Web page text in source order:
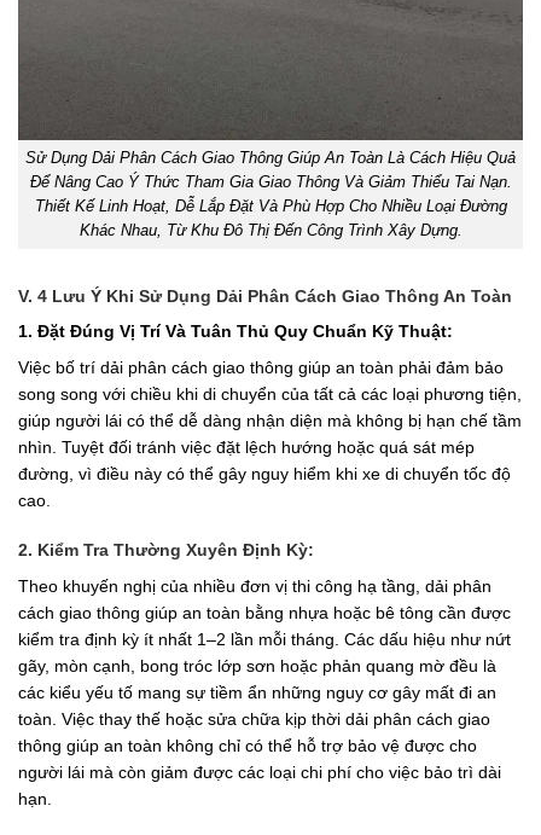
Sử Dụng Dải Phân Cách Giao Thông Giúp An Toàn Là Cách Hiệu Quả
Để Nâng Cao Ý Thức Tham Gia Giao Thông Và Giảm Thiểu Tai Nạn.
Thiết Kế Linh Hoạt, Dễ Lắp Đặt Và Phù Hợp Cho Nhiều Loại Đường
Khác Nhau, Từ Khu Đô Thị Đến Công Trình Xây Dựng.
V. 4 Lưu Ý Khi Sử Dụng Dải Phân Cách Giao Thông An Toàn
1. Đặt Đúng Vị Trí Và Tuân Thủ Quy Chuẩn Kỹ Thuật:
Việc bố trí dải phân cách giao thông giúp an toàn phải đảm bảo
song song với chiều khi di chuyển của tất cả các loại phương tiện,
giúp người lái có thể dễ dàng nhận diện mà không bị hạn chế tầm
nhìn. Tuyệt đối tránh việc đặt lệch hướng hoặc quá sát mép
đường, vì điều này có thể gây nguy hiểm khi xe di chuyển tốc độ
cao.
2. Kiểm Tra Thường Xuyên Định Kỳ:
Theo khuyến nghị của nhiều đơn vị thi công hạ tầng, dải phân
cách giao thông giúp an toàn bằng nhựa hoặc bê tông cần được
kiểm tra định kỳ ít nhất 1–2 lần mỗi tháng. Các dấu hiệu như nứt
gãy, mòn cạnh, bong tróc lớp sơn hoặc phản quang mờ đều là
các kiểu yếu tố mang sự tiềm ẩn những nguy cơ gây mất đi an
toàn. Việc thay thế hoặc sửa chữa kịp thời dải phân cách giao
thông giúp an toàn không chỉ có thể hỗ trợ bảo vệ được cho
người lái mà còn giảm được các loại chi phí cho việc bảo trì dài
hạn.